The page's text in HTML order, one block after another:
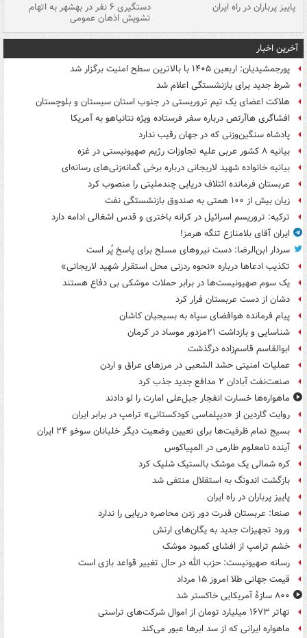
پاییز پرباران در راه ایران دستگیری ۶ نفر در بهشهر به اتهام
تشویش اذهان عمومی
آخرین اخبار
پورجمشیدیان: اربعین ۱۴۰۵ با بالاترین سطح امنیت برگزار شد
شرط جدید برای بازنشستگی اعلام شد
هلاکت اعضای یک تیم تروریستی در جنوب استان سیستان و بلوچستان
افشاگری هاآرتص درباره سفر فرستاده ویژه نتانیاهو به آمریکا
پادشاه سنگین‌وزنی که در جهان رقیب ندارد
بیانیه ۸ کشور عربی علیه تجاوزات رژیم صهیونیستی در غزه
بیانیه خانواده شهید لاریجانی درباره برخی گمانه‌زنی‌های رسانه‌ای
عربستان فرمانده ائتلاف دریایی چندملیتی را منصوب کرد
زیان بیش از ۱۰۰ همتی به صندوق‌ بازنشستگی نفت
ترکیه: تروریسم اسرائیل در کرانه باختری و قدس اشغالی ادامه دارد
ایران آقای بلامنازع تنگه هرمز!
سردار ابن‌الرضا: دست نیروهای مسلح برای پاسخ پُر است
تکذیب ادعاها درباره «نحوه ردزنی محل استقرار شهید لاریجانی»
یک‌ سوم صهیونیست‌ها در برابر حملات موشکی بی دفاع هستند
دشان از دست عربستان فرار کرد
پیام فرمانده هوافضای سپاه به بسیجیان کاشان
شناسایی و بازداشت ۲۱مزدور موساد در کرمان
ابوالقاسم قاسم‌زاده درگذشت
عملیات امنیتی حشد الشعبی در مرزهای عراق و اردن
صنعت‌نفت آبادان ۲ مدافع جدید جذب کرد
ماهواره‌ها خسارت انفجار جبل‌علی امارت را لو دادند
روایت گاردین از «دیپلماسی کودکستانی» ترامپ در برابر ایران
بسیج تمام ظرفیت‌ها برای تعیین وضعیت دیگر خلبانان سوخو ۲۴ ایران
آینده نامعلوم طارمی در المپیاکوس
کره شمالی یک موشک بالستیک شلیک کرد
بازگشت اندونگ به استقلال منتفی شد
پاییز پرباران در راه ایران
صنعا: عربستان قدرت دور زدن محاصره دریایی را ندارد
ورود تجهیزات جدید به یگان‌های ارتش
خشم ترامپ از افشای کمبود موشک
رسانه صهیونیست: حزب الله در حال تغییر قواعد بازی است
قیمت جهانی طلا امروز ۱۵ مرداد
۸۰۰ سازۀ آمریکایی خاکستر شد
تهاتر ۱۶۷۳ میلیارد تومان از اموال شرکت‌های تراستی
ماهواره ایرانی که از سد ابرها عبور می‌کند